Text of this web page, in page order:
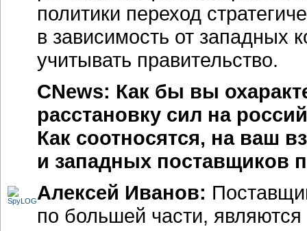
политики переход
в зависимость от западных
учитывать правительство.
CNews: Как бы вы
расстановку сил на
Как соотносятся, на ваш
и западных поставщиков
Алексей Иванов:
по большей части,